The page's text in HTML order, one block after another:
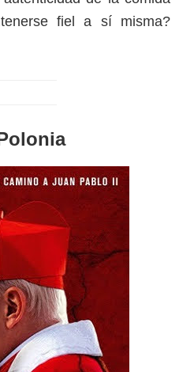
fiel a sí misma?